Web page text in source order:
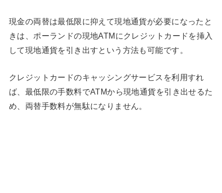
現金の両替は最低限に抑えて現地通貨が必要になったと
きは、ポーランドの現地ATMにクレジットカードを挿入
して現地通貨を引き出すという方法も可能です。
クレジットカードのキャッシングサービスを利用すれ
ば、最低限の手数料でATMから現地通貨を引き出せるた
め、両替手数料が無駄になりません。